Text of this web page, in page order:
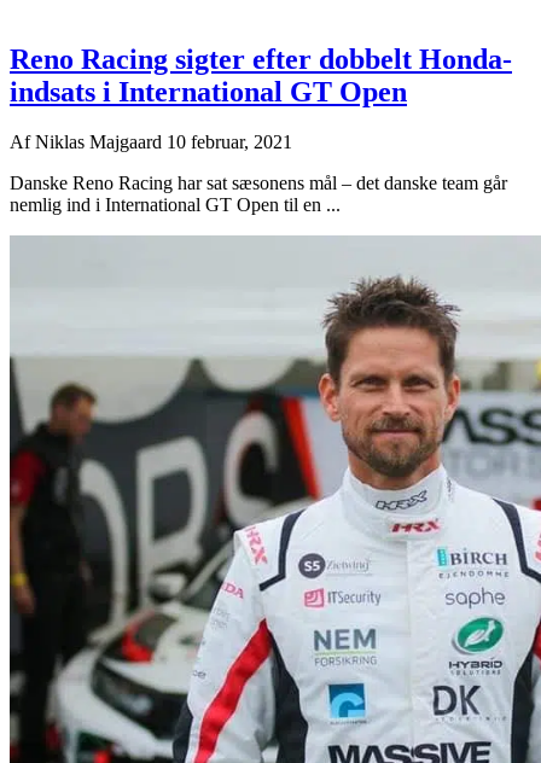
Reno Racing sigter efter dobbelt Honda-
indsats i International GT Open
AfNiklas Majgaard 10 februar, 2021
Danske Reno Racing har sat sæsonens mål – det danske team går
nemlig ind i International GT Open til en ...